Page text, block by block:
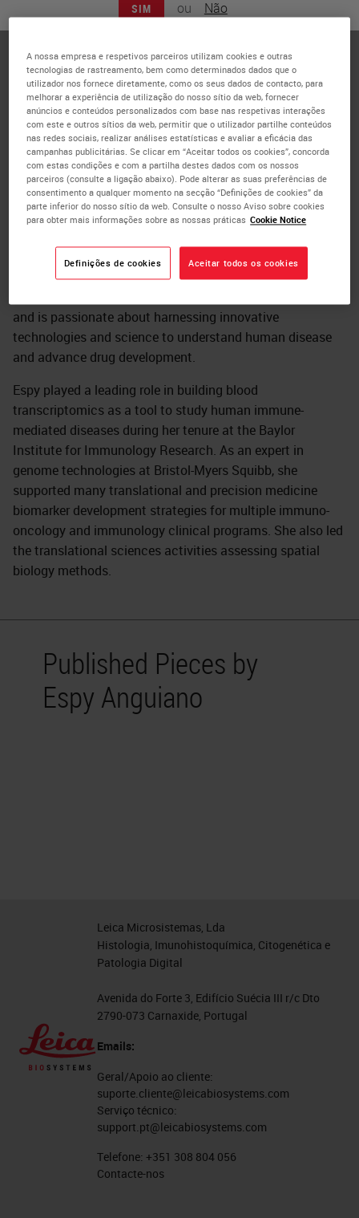
SIM ou Não
for BioPharma, NanoString Technologies
Director for BioPharma at NanoString Technologies. Espy
is focused on the successful adoption of spatial
technologies in drug development research activities.
Espy supports NanoString Technologies' global
pharmaceutical and CRO customers representing an
installation base of over 70 GeoMx Digital Spatial Profiler
and 20 CosMx Spatial Molecular Imager platforms across
the globe.
University and holds a dual business degree (MS-MBA)
from Temple University. She has over 20 years of
and is passionate about harnessing innovative
technologies and science to understand human disease
and advance drug development.
Espy played a leading role in building blood
transcriptomics as a tool to study human immune-
mediated diseases during her tenure at the Baylor
Institute for Immunology Research. As an expert in
genome technologies at Bristol-Myers Squibb, she
supported many translational and precision medicine
biomarker development strategies for multiple immuno-
oncology and immunology clinical programs. She also led
the translational sciences activities assessing spatial
biology methods.
Published Pieces by
Espy Anguiano
Leica Microsistemas, Lda
Histologia, Imunohistoquímica, Citogenética e
Patologia Digital
Avenida do Forte 3, Edifício Suécia III r/c Dto
2790-073 Carnaxide, Portugal
Emails:
Geral/Apoio ao cliente:
suporte.cliente@leicabiosystems.com
Serviço técnico:
support.pt@leicabiosystems.com
Telefone: +351 308 804 056
Contacte-nos
A nossa empresa e respetivos parceiros utilizam cookies e outras
tecnologias de rastreamento, bem como determinados dados que o
utilizador nos fornece diretamente, como os seus dados de contacto, para
melhorar a experiência de utilização do nosso sítio da web, fornecer
anúncios e conteúdos personalizados com base nas respetivas interações
com este e outros sítios da web, permitir que o utilizador partilhe conteúdos
nas redes sociais, realizar análises estatísticas e avaliar a eficácia das
campanhas publicitárias. Se clicar em “Aceitar todos os cookies”, concorda
com estas condições e com a partilha destes dados com os nossos
parceiros (consulte a ligação abaixo). Pode alterar as suas preferências de
consentimento a qualquer momento na secção “Definições de cookies” da
parte inferior do nosso sítio da web. Consulte o nosso Aviso sobre cookies
para obter mais informações sobre as nossas práticas Cookie Notice
Definições de cookies Aceitar todos os cookies